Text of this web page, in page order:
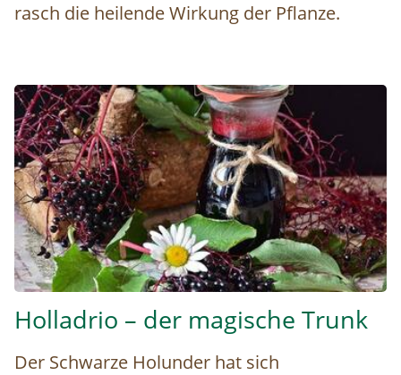
rasch die heilende Wirkung der Pflanze.
holunder-saft © (c) Pixabay.com
Holladrio – der magische Trunk
Der Schwarze Holunder hat sich